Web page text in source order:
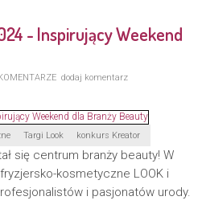
- Inspirujący Weekend
dodaj komentarz
Targi Look konkurs Kreator
się centrum branży beauty! W
kosmetyczne LOOK i
i pasjonatów urody.